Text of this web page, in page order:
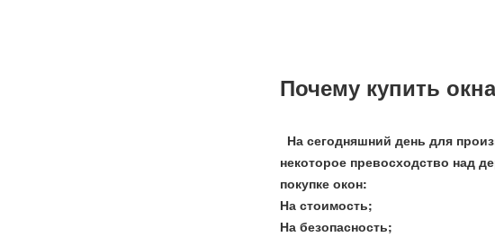
Почему купить
На сегодняшний день для
некоторое превосходство над
покупке окон:
На стоимость;
На безопасность;